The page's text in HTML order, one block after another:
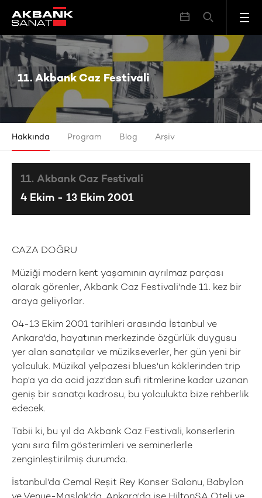
11. Akbank Caz Festivali
11. Akbank Caz Festivali
Hakkında Program Blog Arşiv
CAZA DOĞRU
Müziği modern kent yaşamının ayrılmaz parçası
olarak görenler, Akbank Caz Festivali'nde 11. kez bir
araya geliyorlar.
04-13 Ekim 2001 tarihleri arasında İstanbul ve
Ankara'da, hayatının merkezinde özgürlük duygusu
yer alan sanatçılar ve müzikseverler, her gün yeni bir
yolculuk. Müzikal yelpazesi blues'un köklerinden trip
hop'a ya da acid jazz'dan sufi ritmlerine kadar uzanan
geniş bir sanatçı kadrosu, bu yolculukta bize rehberlik
edecek.
Tabii ki, bu yıl da Akbank Caz Festivali, konserlerin
yanı sıra film gösterimleri ve seminerlerle
zenginleştirilmiş durumda.
İstanbul'da Cemal Reşit Rey Konser Salonu, Babylon
11. Akbank Caz Festivali
4 Ekim - 13 Ekim 2001